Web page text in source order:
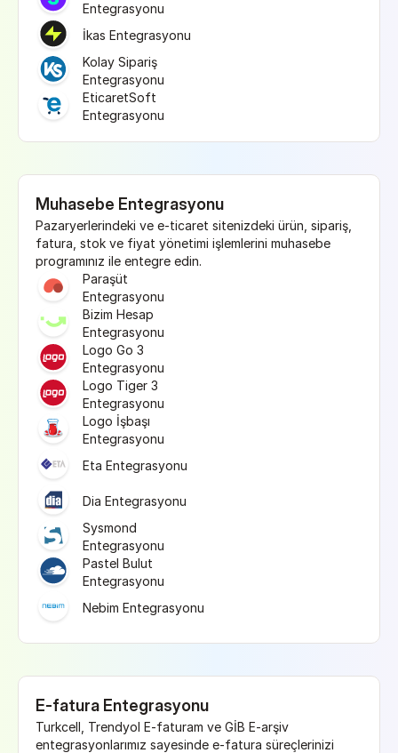
Entegrasyonu
İkas Entegrasyonu
Kolay Sipariş
Entegrasyonu
EticaretSoft
Entegrasyonu
Muhasebe Entegrasyonu
Pazaryerlerindeki ve e-ticaret sitenizdeki ürün, sipariş,
fatura, stok ve fiyat yönetimi işlemlerini muhasebe
programınız ile entegre edin.
Paraşüt
Entegrasyonu
Bizim Hesap
Entegrasyonu
Logo Go 3
Entegrasyonu
Logo Tiger 3
Entegrasyonu
Logo İşbaşı
Entegrasyonu
Eta Entegrasyonu
Dia Entegrasyonu
Sysmond
Entegrasyonu
Pastel Bulut
Entegrasyonu
Nebim Entegrasyonu
E-fatura Entegrasyonu
Turkcell, Trendyol E-faturam ve GİB E-arşiv
entegrasyonlarımız sayesinde e-fatura süreçlerinizi